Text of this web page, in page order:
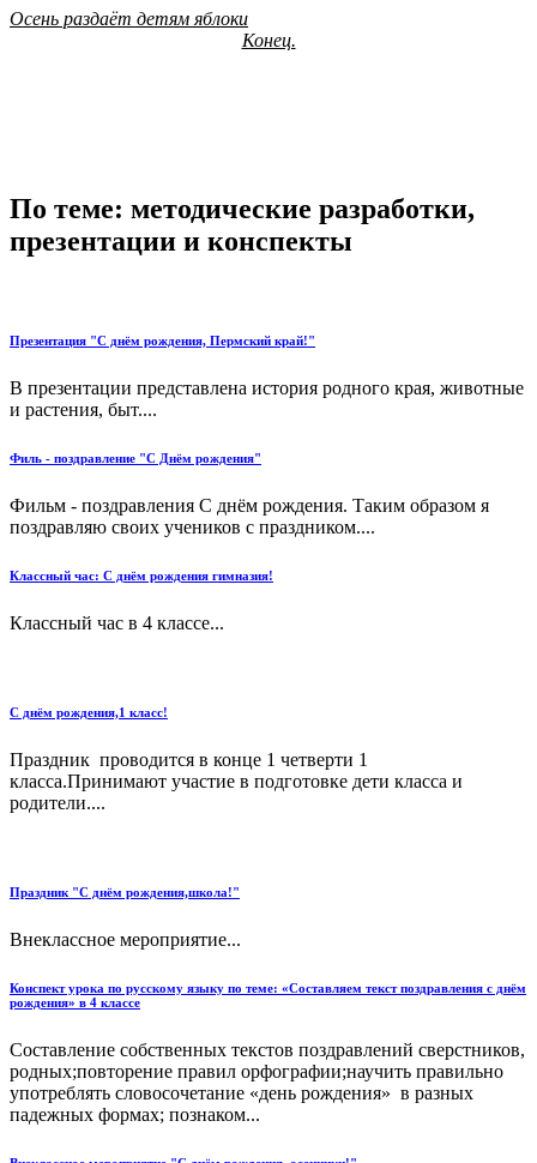
Осень раздаёт детям яблоки
Конец.
По теме: методические разработки,
презентации и конспекты
Презентация "С днём рождения, Пермский край!"
В презентации представлена история родного края, животные
и растения, быт....
Филь - поздравление "С Днём рождения"
Фильм - поздравления С днём рождения. Таким образом я
поздравляю своих учеников с праздником....
Классный час: С днём рождения гимназия!
Классный час в 4 классе...
С днём рождения,1 класс!
Праздник проводится в конце 1 четверти 1
класса.Принимают участие в подготовке дети класса и
родители....
Праздник "С днём рождения,школа!"
Внеклассное мероприятие...
Конспект урока по русскому языку по теме: «Составляем текст поздравления с днём
рождения» в 4 классе
Составление собственных текстов поздравлений сверстников,
родных;повторение правил орфографии;научить правильно
употреблять словосочетание «день рождения» в разных
падежных формах; познаком...